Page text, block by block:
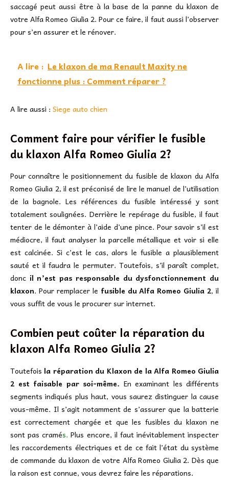
saccagé peut aussi être à la base de la panne du klaxon de
votre Alfa Romeo Giulia 2. Pour ce faire, il faut aussi l’observer
pour s’en assurer et le rénover.
A lire : Le klaxon de ma Renault Maxity ne
fonctionne plus : Comment réparer ?
A lire aussi : Siege auto chien
Comment faire pour vérifier le fusible
du klaxon Alfa Romeo Giulia 2?
Pour connaître le positionnement du fusible de klaxon du Alfa
Romeo Giulia 2, il est préconisé de lire le manuel de l’utilisation
de la bagnole. Les références du fusible intéressé y sont
totalement soulignées. Derrière le repérage du fusible, il faut
tenter de le démonter à l’aide d’une pince. Pour savoir s’il est
médiocre, il faut analyser la parcelle métallique et voir si elle
est calcinée. Si c’est le cas, alors le fusible a plausiblement
sauté et il faudra le permuter. Toutefois, s’il paraît complet,
donc il n’est pas responsable du dysfonctionnement du
klaxon. Pour remplacer le fusible du Alfa Romeo Giulia 2, il
vous suffit de vous le procurer sur internet.
Combien peut coûter la réparation du
klaxon Alfa Romeo Giulia 2?
Toutefois la réparation du Klaxon de la Alfa Romeo Giulia
2 est faisable par soi-même. En examinant les différents
segments indiqués plus haut, vous saurez distinguer la cause
vous-même. Il s’agit notamment de s’assurer que la batterie
est correctement chargée et que les fusibles du klaxon ne
sont pas cramés. Plus encore, il faut inévitablement inspecter
les raccordements électriques et de ce fait l’état du système
de commande du klaxon de votre Alfa Romeo Giulia 2. Dès que
la raison est connue, vous devrez faire les réparations.